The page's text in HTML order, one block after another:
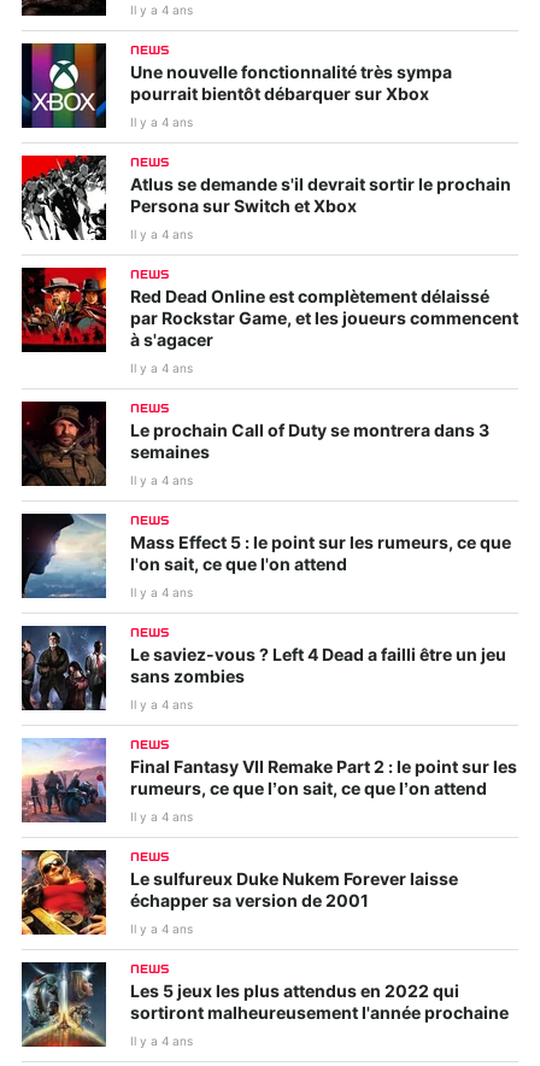
Il y a 4 ans
NEWS
Une nouvelle fonctionnalité très sympa
pourrait bientôt débarquer sur Xbox
Il y a 4 ans
NEWS
Atlus se demande s'il devrait sortir le prochain
Persona sur Switch et Xbox
Il y a 4 ans
NEWS
Red Dead Online est complètement délaissé
par Rockstar Game, et les joueurs commencent
à s'agacer
Il y a 4 ans
NEWS
Le prochain Call of Duty se montrera dans 3
semaines
Il y a 4 ans
NEWS
Mass Effect 5 : le point sur les rumeurs, ce que
l'on sait, ce que l'on attend
Il y a 4 ans
NEWS
Le saviez-vous ? Left 4 Dead a failli être un jeu
sans zombies
Il y a 4 ans
NEWS
Final Fantasy VII Remake Part 2 : le point sur les
rumeurs, ce que l’on sait, ce que l’on attend
Il y a 4 ans
NEWS
Le sulfureux Duke Nukem Forever laisse
échapper sa version de 2001
Il y a 4 ans
NEWS
Les 5 jeux les plus attendus en 2022 qui
sortiront malheureusement l'année prochaine
Il y a 4 ans